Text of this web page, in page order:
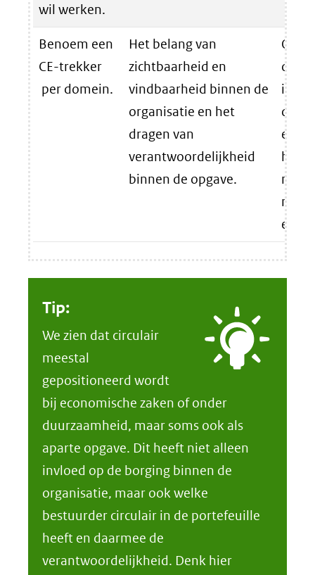
wil werken.
Benoem een
CE-trekker
per domein.
Het belang van
zichtbaarheid en
vindbaarheid binnen de
organisatie en het
dragen van
verantwoordelijkheid
binnen de opgave.
Op
de
die
hebt
nu
en
Tip:
We zien dat circulair
meestal
gepositioneerd wordt
bij economische zaken of onder
duurzaamheid, maar soms ook als
aparte opgave. Dit heeft niet alleen
invloed op de borging binnen de
organisatie, maar ook welke
bestuurder circulair in de portefeuille
heeft en daarmee de
verantwoordelijkheid. Denk hier